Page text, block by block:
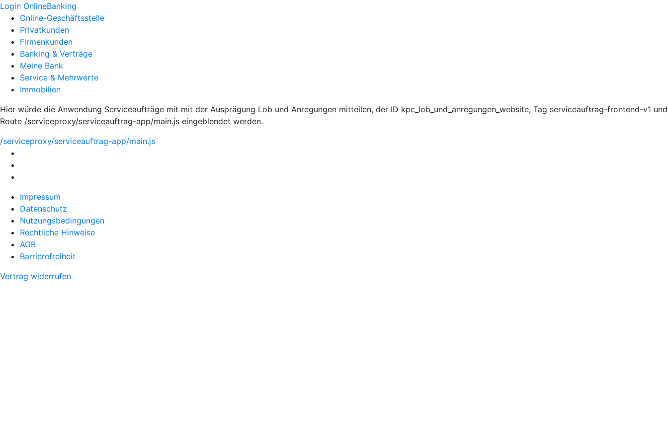
Login OnlineBanking
Online-Geschäftsstelle
Privatkunden
Firmenkunden
Banking & Verträge
Meine Bank
Service & Mehrwerte
Immobilien
Hier würde die Anwendung Serviceaufträge mit mit der Ausprägung Lob und Anregungen mitteilen, der ID kpc_lob_und_anregungen_website, Tag serviceauftrag-frontend-v1 und
Route /serviceproxy/serviceauftrag-app/main.js eingeblendet werden.
/serviceproxy/serviceauftrag-app/main.js
Impressum
Datenschutz
Nutzungsbedingungen
Rechtliche Hinweise
AGB
Barrierefreiheit
Vertrag widerrufen